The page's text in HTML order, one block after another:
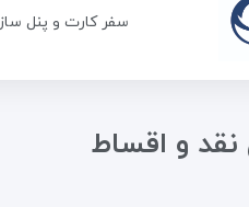
سفر کارت و پنل
نقد و اقساط